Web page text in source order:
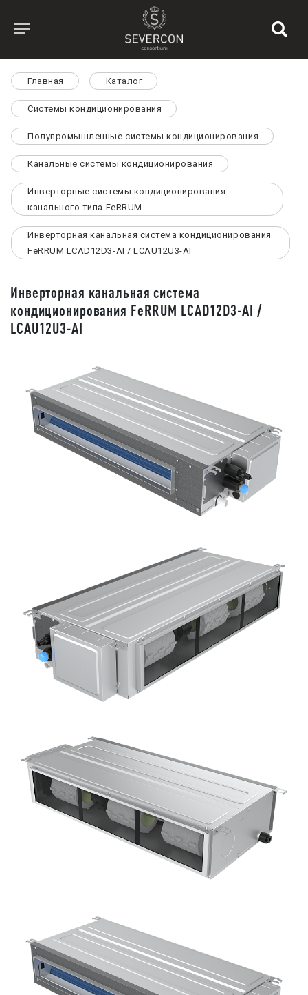
Главная Каталог
Системы кондиционирования
Полупромышленные системы кондиционирования
Канальные системы кондиционирования
Инверторные системы кондиционирования
канального типа FeRRUM
Инверторная канальная система кондиционирования
FeRRUM LCAD12D3-AI / LCAU12U3-AI
Инверторная канальная система
кондиционирования FeRRUM LCAD12D3-AI /
LCAU12U3-AI